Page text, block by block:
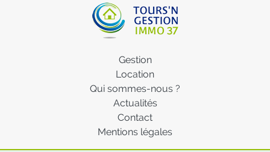
Gestion
Location
Qui sommes-nous ?
Actualités
Contact
Mentions légales